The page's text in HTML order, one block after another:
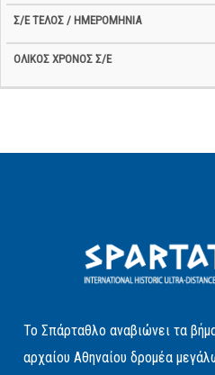
Το Σπάρταθλο αναβιώνει τα
αρχαίου Αθηναίου δρομέα